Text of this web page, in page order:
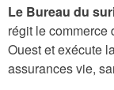
Le Bureau du
régit le commerce
Ouest et exécute
assurances vie,